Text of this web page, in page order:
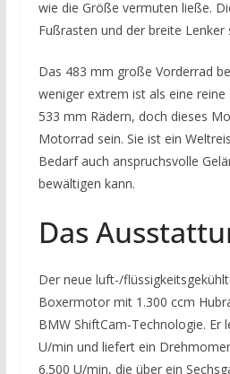
wie die Größe vermuten ließe.
Fußrasten und der breite Lenker
Das 483 mm große Vorderrad
weniger extrem ist als eine
533 mm Rädern, doch dieses
Motorrad sein. Sie ist ein
Bedarf auch anspruchsvolle
bewältigen kann.
Das
Der neue luft-/
Boxermotor mit 1.300 ccm
BMW ShiftCam-Technologie. Er
U/min und liefert ein
6.500 U/min, die über ein